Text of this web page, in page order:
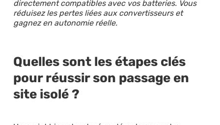
directement compatibles avec vos batteries. Vous
réduisez les pertes liées aux convertisseurs et
gagnez en autonomie réelle.
Quelles sont les étapes clés
pour réussir son passage en
site isolé ?